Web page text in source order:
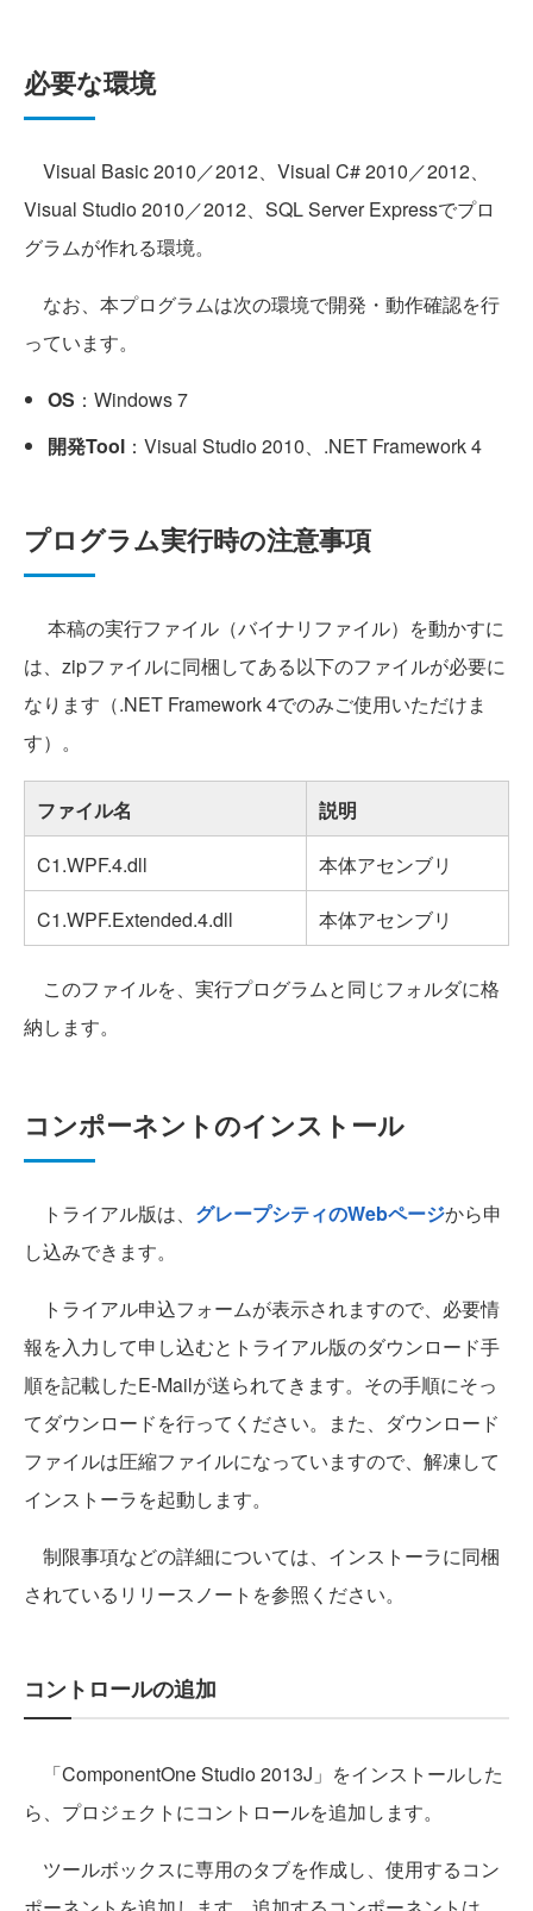
必要な環境
Visual Basic 2010／2012、Visual C# 2010／2012、
Visual Studio 2010／2012、SQL Server Expressでプロ
グラムが作れる環境。
なお、本プログラムは次の環境で開発・動作確認を行
っています。
OS ：Windows 7
開発Tool ：Visual Studio 2010、.NET Framework 4
プログラム実行時の注意事項
本稿の実行ファイル（バイナリファイル）を動かすに
は、zipファイルに同梱してある以下のファイルが必要に
なります（.NET Framework 4でのみご使用いただけま
す）。
ファイル名
説明
C1.WPF.4.dll
本体アセンブリ
C1.WPF.Extended.4.dll
本体アセンブリ
このファイルを、実行プログラムと同じフォルダに格
納します。
コンポーネントのインストール
トライアル版は、 グレープシティのWebページから申
し込みできます。
トライアル申込フォームが表示されますので、必要情
報を入力して申し込むとトライアル版のダウンロード手
順を記載したE-Mailが送られてきます。その手順にそっ
てダウンロードを行ってください。また、ダウンロード
ファイルは圧縮ファイルになっていますので、解凍して
インストーラを起動します。
制限事項などの詳細については、インストーラに同梱
されているリリースノートを参照ください。
コントロールの追加
「ComponentOne Studio 2013J」をインストールした
ら、プロジェクトにコントロールを追加します。
ツールボックスに専用のタブを作成し、使用するコン